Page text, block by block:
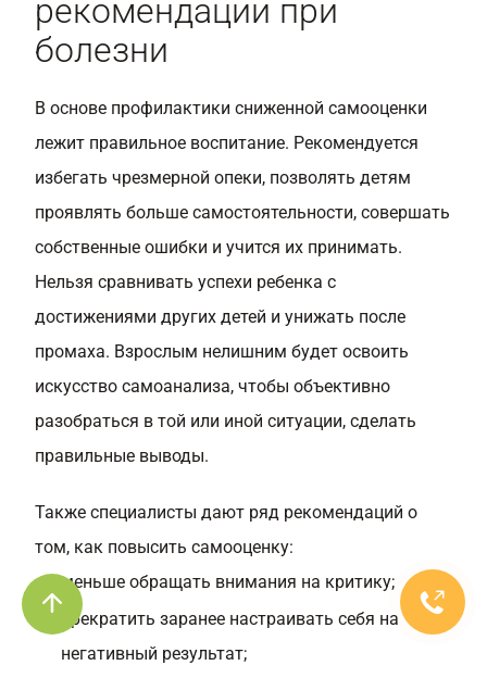
рекомендации при
болезни
В основе профилактики сниженной самооценки
лежит правильное воспитание. Рекомендуется
избегать чрезмерной опеки, позволять детям
проявлять больше самостоятельности, совершать
собственные ошибки и учится их принимать.
Нельзя сравнивать успехи ребенка с
достижениями других детей и унижать после
промаха. Взрослым нелишним будет освоить
искусство самоанализа, чтобы объективно
разобраться в той или иной ситуации, сделать
правильные выводы.
Также специалисты дают ряд рекомендаций о
том, как повысить самооценку:
меньше обращать внимания на критику;
прекратить заранее настраивать себя на
негативный результат;